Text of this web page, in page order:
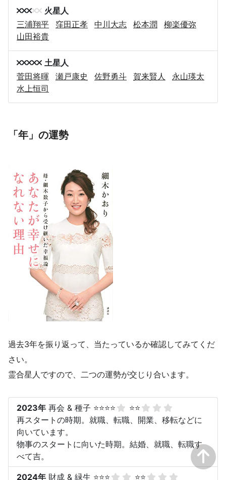
火星人
三浦翔平
窪田正孝 中川大志 松本潤
柳楽優弥
山田裕貴
土星人
菅田将暉
瀬戸康史 佐野勇斗 賀来賢人
永山瑛太
水上恒司
「年」の運勢
過去3年を振り返って、当たっているか確認してみてくだ
さい。
霊合星人ですので、二つの運勢が交じり合います。
2023年 再会 & 種子 ⭐⭐⭐⭐
⭐⭐
再スタートの時期。就職、転職、開業、移転などに
向いています。
物事のスタートに向いた時期。結婚、就職、転職す
べて吉。
2024年 財成 & 緑生 ⭐⭐⭐ ⭐⭐